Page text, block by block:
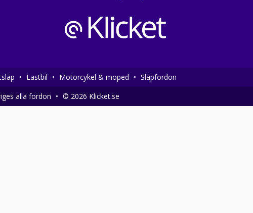
• Lastbil • Motorcykel & moped • Släpfordon
alla fordon • © 2026 Klicket.se